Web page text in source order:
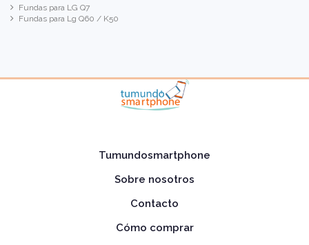
Fundas para LG Q7
Fundas para Lg Q60 / K50
Tumundosmartphone
Sobre nosotros
Contacto
Cómo comprar